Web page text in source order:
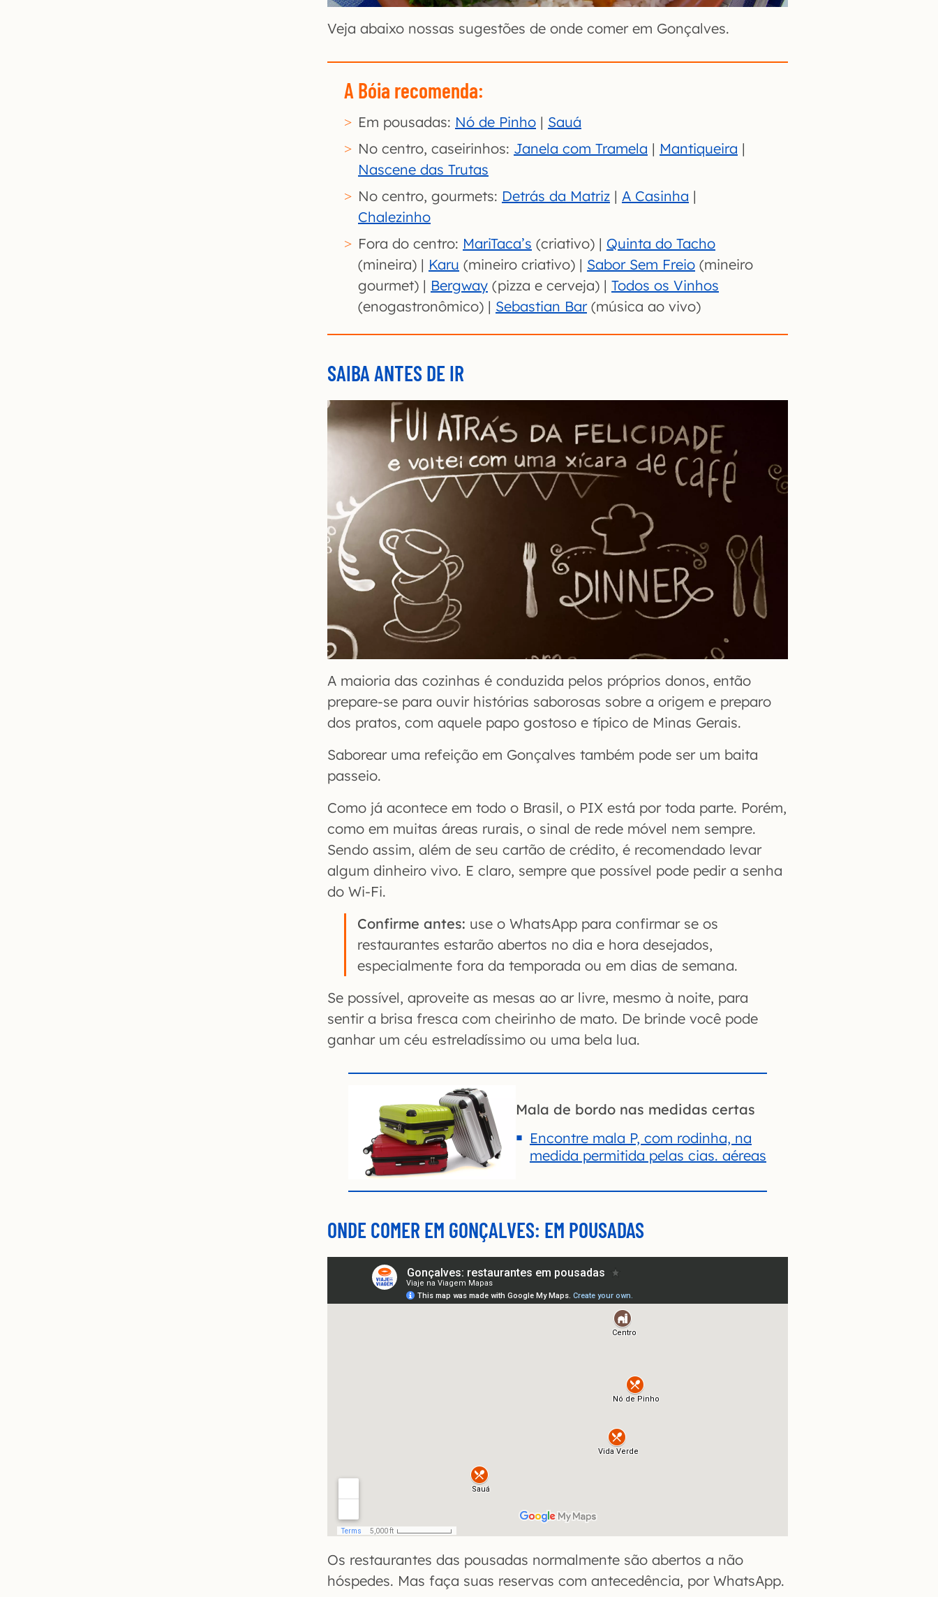
Veja abaixo nossas sugestões de onde comer em Gonçalves.
A Bóia recomenda:
Em pousadas: Nó de Pinho | Sauá
No centro, caseirinhos: Janela com Tramela | Mantiqueira |
Nascene das Trutas
No centro, gourmets: Detrás da Matriz | A Casinha |
Chalezinho
Fora do centro: MariTaca’s (criativo) | Quinta do Tacho
(mineira) | Karu (mineiro criativo) | Sabor Sem Freio (mineiro
gourmet) | Bergway (pizza e cerveja) | Todos os Vinhos
(enogastronômico) | Sebastian Bar(música ao vivo)
SAIBA ANTES DE IR
A maioria das cozinhas é conduzida pelos próprios donos, então
prepare-se para ouvir histórias saborosas sobre a origem e preparo
dos pratos, com aquele papo gostoso e típico de Minas Gerais.
Saborear uma refeição em Gonçalves também pode ser um baita
passeio.
Como já acontece em todo o Brasil, o PIX está por toda parte. Porém,
como em muitas áreas rurais, o sinal de rede móvel nem sempre.
Sendo assim, além de seu cartão de crédito, é recomendado levar
algum dinheiro vivo. E claro, sempre que possível pode pedir a senha
do Wi-Fi.
Confirme antes: use o WhatsApp para confirmar se os
restaurantes estarão abertos no dia e hora desejados,
especialmente fora da temporada ou em dias de semana.
Se possível, aproveite as mesas ao ar livre, mesmo à noite, para
sentir a brisa fresca com cheirinho de mato. De brinde você pode
ganhar um céu estreladíssimo ou uma bela lua.
Mala de bordo nas medidas certas
Encontre mala P, com rodinha, na
medida permitida pelas cias. aéreas
ONDE COMER EM GONÇALVES: EM POUSADAS
Os restaurantes das pousadas normalmente são abertos a não
hóspedes. Mas faça suas reservas com antecedência, por WhatsApp.